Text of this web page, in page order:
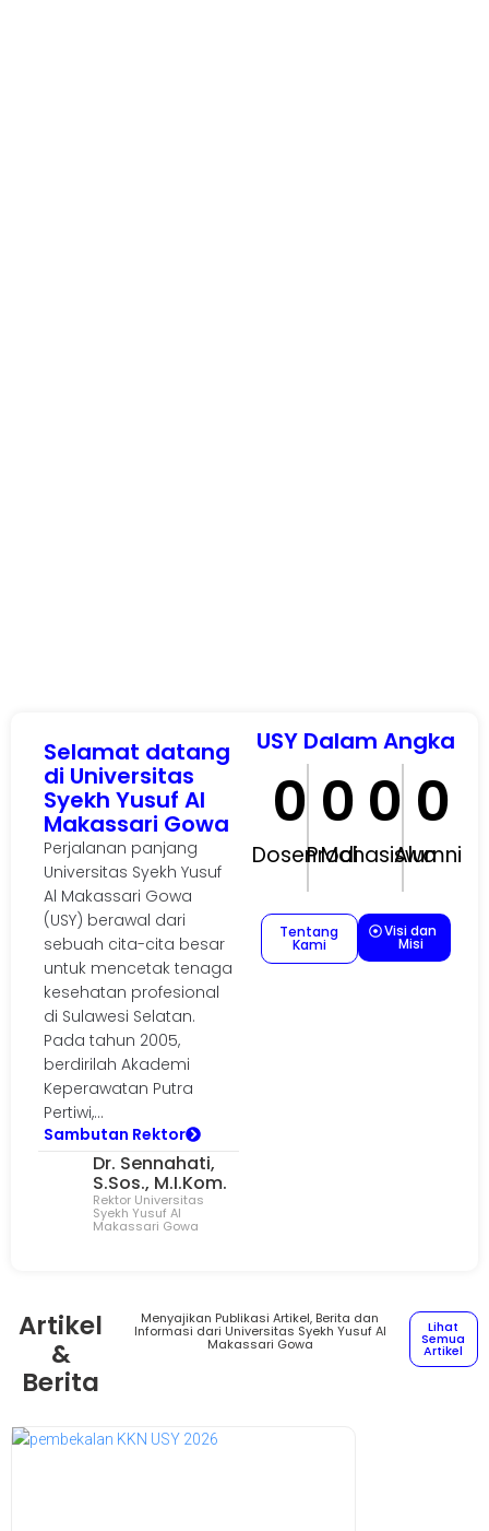
Selamat datang
di Universitas
Syekh Yusuf Al
Makassari Gowa
Perjalanan panjang
Universitas Syekh Yusuf
Al Makassari Gowa
(USY) berawal dari
sebuah cita-cita besar
untuk mencetak tenaga
kesehatan profesional
di Sulawesi Selatan.
Pada tahun 2005,
berdirilah Akademi
Keperawatan Putra
Pertiwi,...
Sambutan Rektor
Dr. Sennahati,
S.Sos., M.I.Kom.
Rektor Universitas
Syekh Yusuf Al
Makassari Gowa
USY Dalam Angka
Dosen
0
Prodi
0
Mahasiswa
0
Alumni
0
Tentang
Kami
Visi dan
Misi
Artikel
&
Berita
Menyajikan Publikasi Artikel, Berita dan
Informasi dari Universitas Syekh Yusuf Al
Makassari Gowa
Lihat
Semua
Artikel